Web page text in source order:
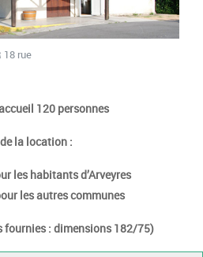
18 rue
120 personnes
la location :
les habitants d’Arveyres
les autres communes
fournies : dimensions 182/75)